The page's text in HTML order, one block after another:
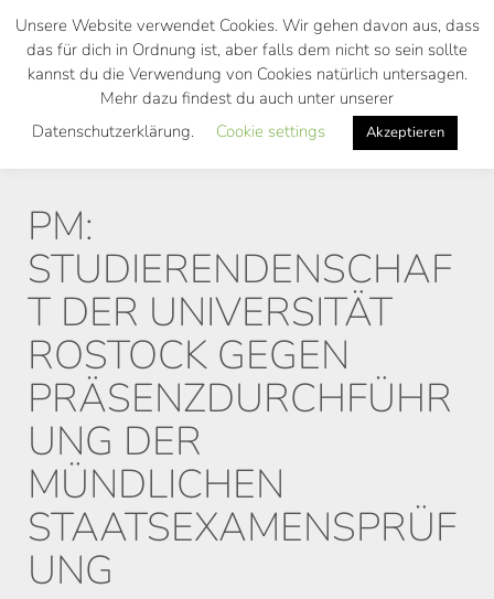
Skip
main
PM:
STUDIERENDENSCHAF
T DER UNIVERSITÄT
ROSTOCK GEGEN
PRÄSENZDURCHFÜHR
UNG DER
MÜNDLICHEN
STAATSEXAMENSPRÜF
UNG
Unsere Website verwendet Cookies. Wir gehen davon aus, dass
das für dich in Ordnung ist, aber falls dem nicht so sein sollte
kannst du die Verwendung von Cookies natürlich untersagen.
Mehr dazu findest du auch unter unserer
Datenschutzerklärung.
Cookie settings Akzeptieren